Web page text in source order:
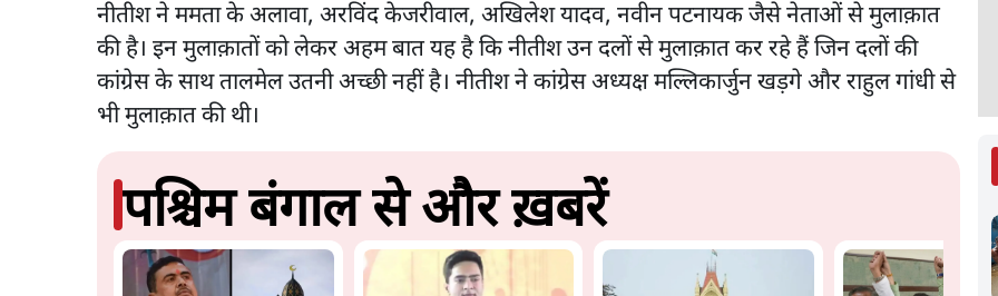
नीतीश ने ममता के अलावा, अरविंद केजरीवाल, अखिलेश यादव, नवीन पटनायक जैसे नेताओं से मुलाक़ात
की है। इन मुलाक़ातों को लेकर अहम बात यह है कि नीतीश उन दलों से मुलाक़ात कर रहे हैं जिन दलों की
कांग्रेस के साथ तालमेल उतनी अच्छी नहीं है। नीतीश ने कांग्रेस अध्यक्ष मल्लिकार्जुन खड़गे और राहुल गांधी से
भी मुलाक़ात की थी।
पश्चिम बंगाल से और ख़बरें